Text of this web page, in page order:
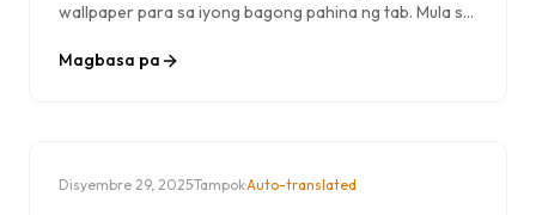
wallpaper para sa iyong bagong pahina ng tab. Mula sa
hanapin ang perpektong imahe upang magbigay-
Magbasa pa
Disyembre 29, 2025·Tampok·Auto-translated